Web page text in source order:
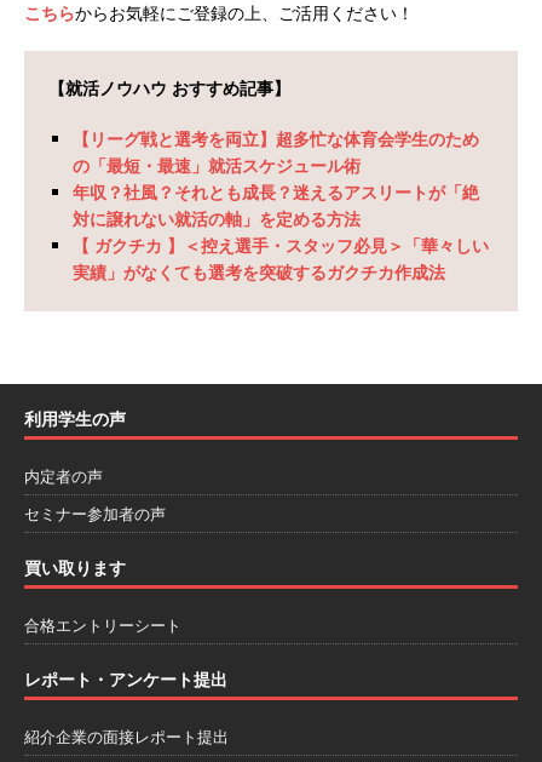
務・転勤なし ｜ 投資用住宅販売をリードする企
行う ｜ 年間休日125日以上 ｜ 不動産業ではレア
な私服出社OK ｜ 土日祝完全休み ｜ スタンダー
ド上場 明豊エンタープライズグループ ｜ 明豊プ
ロパティーズ
体育会積極採用企業
休み ｜ データアナリティクスラボ
体育会積
スを提供するベンチャー企業 ｜ 設立から毎年黒
字経営。売上は常に右肩上がり ｜ 未経験から営
こちらからお気軽にご登録の上、ご活用ください！
【就活ノウハウ おすすめ記事】
【リーグ戦と選考を両立】超多忙な体育会学生のため
の「最短・最速」就活スケジュール術
年収？社風？それとも成長？迷えるアスリートが「絶
対に譲れない就活の軸」を定める方法
【 ガクチカ 】＜控え選手・スタッフ必見＞「華々しい
実績」がなくても選考を突破するガクチカ作成法
利用学生の声
内定者の声
セミナー参加者の声
買い取ります
合格エントリーシート
レポート・アンケート提出
紹介企業の面接レポート提出